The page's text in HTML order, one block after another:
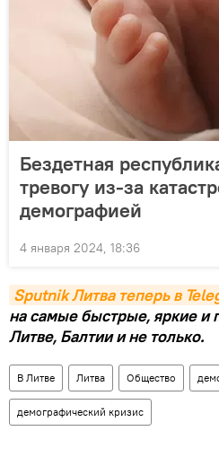
Бездетная
тревогу из-за
демографией
4 января 2024, 18:36
Sputnik Литва теперь в
на самые быстрые, яркие и
Литве, Балтии и не только.
В Литве Литва Общество
демографический кризис